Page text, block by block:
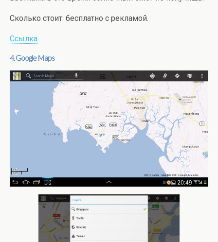
Сколько стоит: бесплатно с рекламой.
Ссылка
4. Google Maps